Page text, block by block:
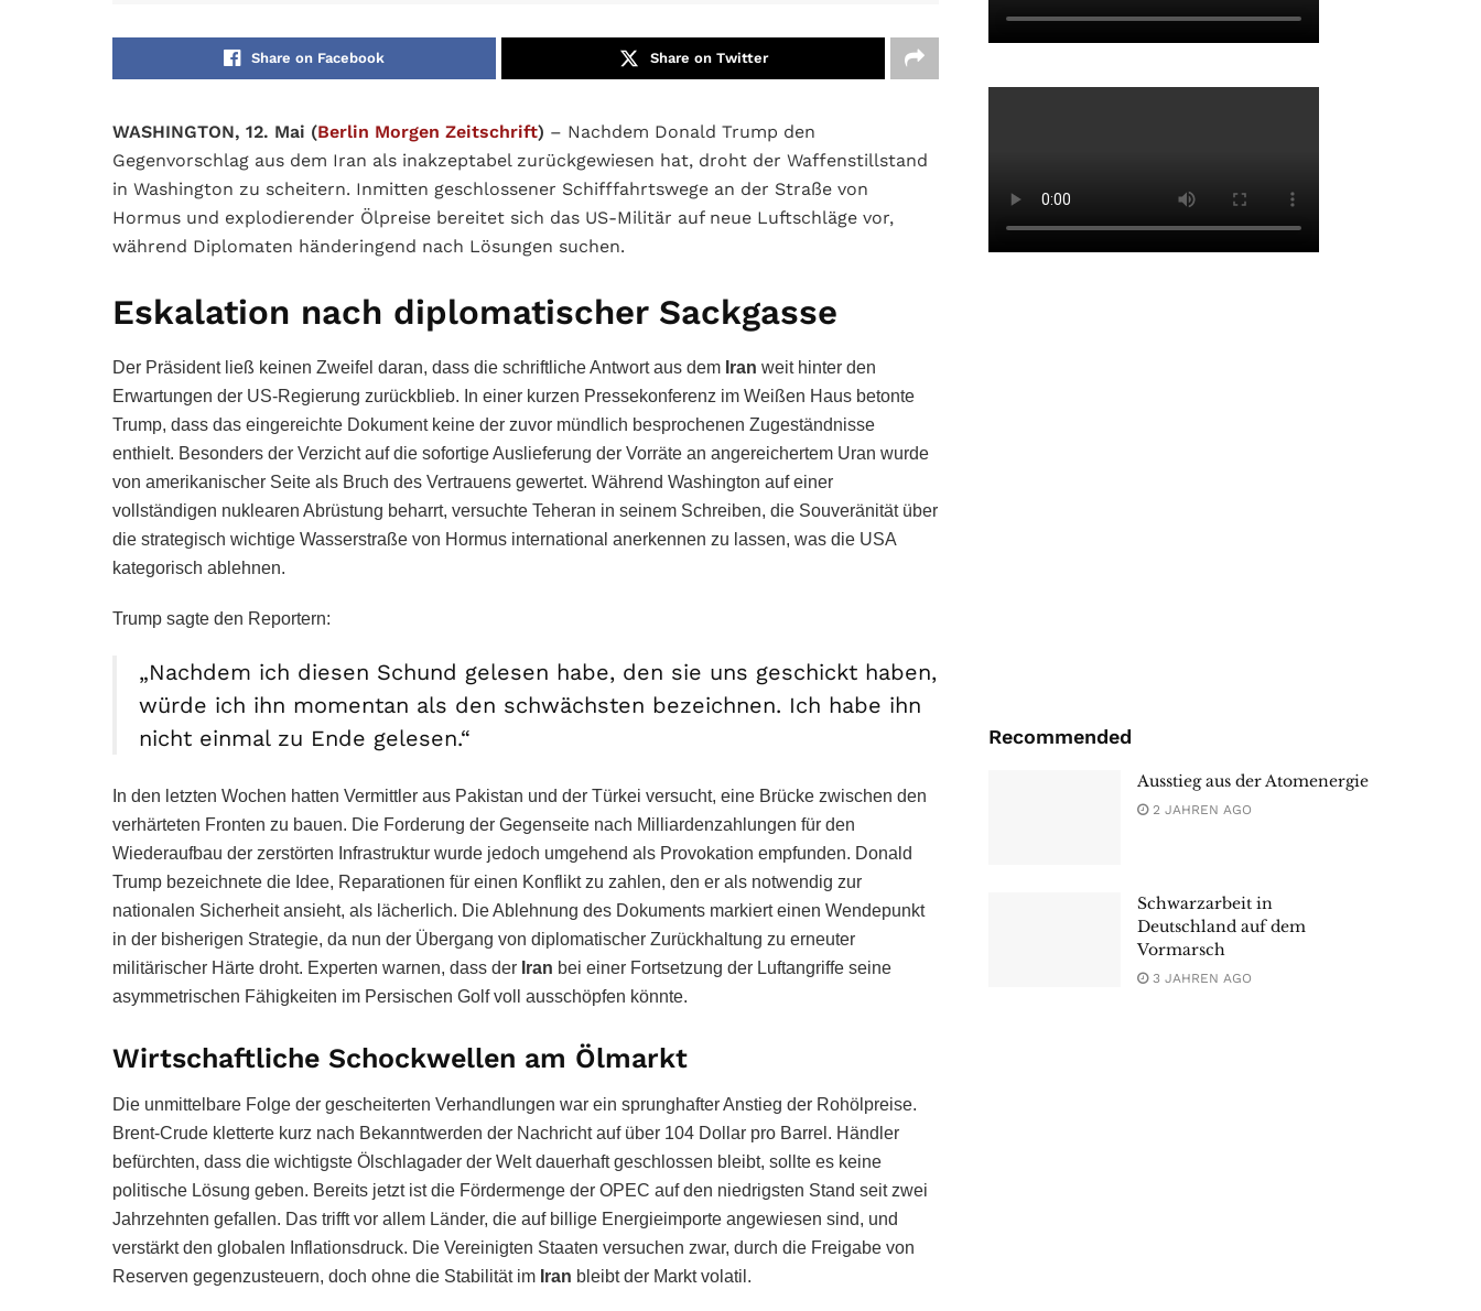
Share on Facebook Share on Twitter
WASHINGTON, 12. Mai (Berlin Morgen Zeitschrift) – Nachdem Donald Trump den
Gegenvorschlag aus dem Iran als inakzeptabel zurückgewiesen hat, droht der Waffenstillstand
in Washington zu scheitern. Inmitten geschlossener Schifffahrtswege an der Straße von
Hormus und explodierender Ölpreise bereitet sich das US-Militär auf neue Luftschläge vor,
während Diplomaten händeringend nach Lösungen suchen.
Eskalation nach diplomatischer Sackgasse
Der Präsident ließ keinen Zweifel daran, dass die schriftliche Antwort aus dem Iran weit hinter den
Erwartungen der US-Regierung zurückblieb. In einer kurzen Pressekonferenz im Weißen Haus betonte
Trump, dass das eingereichte Dokument keine der zuvor mündlich besprochenen Zugeständnisse
enthielt. Besonders der Verzicht auf die sofortige Auslieferung der Vorräte an angereichertem Uran wurde
von amerikanischer Seite als Bruch des Vertrauens gewertet. Während Washington auf einer
vollständigen nuklearen Abrüstung beharrt, versuchte Teheran in seinem Schreiben, die Souveränität über
die strategisch wichtige Wasserstraße von Hormus international anerkennen zu lassen, was die USA
kategorisch ablehnen.
Trump sagte den Reportern:
„Nachdem ich diesen Schund gelesen habe, den sie uns geschickt haben,
würde ich ihn momentan als den schwächsten bezeichnen. Ich habe ihn
nicht einmal zu Ende gelesen.“
In den letzten Wochen hatten Vermittler aus Pakistan und der Türkei versucht, eine Brücke zwischen den
verhärteten Fronten zu bauen. Die Forderung der Gegenseite nach Milliardenzahlungen für den
Wiederaufbau der zerstörten Infrastruktur wurde jedoch umgehend als Provokation empfunden. Donald
Trump bezeichnete die Idee, Reparationen für einen Konflikt zu zahlen, den er als notwendig zur
nationalen Sicherheit ansieht, als lächerlich. Die Ablehnung des Dokuments markiert einen Wendepunkt
in der bisherigen Strategie, da nun der Übergang von diplomatischer Zurückhaltung zu erneuter
militärischer Härte droht. Experten warnen, dass der Iran bei einer Fortsetzung der Luftangriffe seine
asymmetrischen Fähigkeiten im Persischen Golf voll ausschöpfen könnte.
Wirtschaftliche Schockwellen am Ölmarkt
Die unmittelbare Folge der gescheiterten Verhandlungen war ein sprunghafter Anstieg der Rohölpreise.
Brent-Crude kletterte kurz nach Bekanntwerden der Nachricht auf über 104 Dollar pro Barrel. Händler
befürchten, dass die wichtigste Ölschlagader der Welt dauerhaft geschlossen bleibt, sollte es keine
politische Lösung geben. Bereits jetzt ist die Fördermenge der OPEC auf den niedrigsten Stand seit zwei
Jahrzehnten gefallen. Das trifft vor allem Länder, die auf billige Energieimporte angewiesen sind, und
verstärkt den globalen Inflationsdruck. Die Vereinigten Staaten versuchen zwar, durch die Freigabe von
Reserven gegenzusteuern, doch ohne die Stabilität im Iran bleibt der Markt volatil.
Recommended
Ausstieg aus der Atomenergie
2 JAHREN AGO
Schwarzarbeit in
Deutschland auf dem
Vormarsch
3 JAHREN AGO